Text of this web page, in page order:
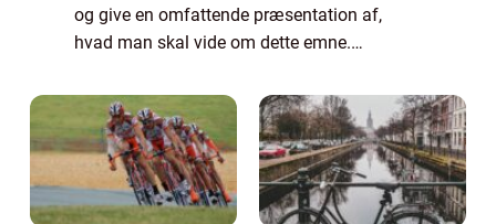
og give en omfattende præsentation af,
hvad man skal vide om dette emne.
Stangspring er en atletisk disciplin, hvor en
atl...